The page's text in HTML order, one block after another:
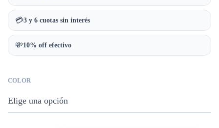
💳3 y 6 cuotas sin interés
💸10% off efectivo
COLOR